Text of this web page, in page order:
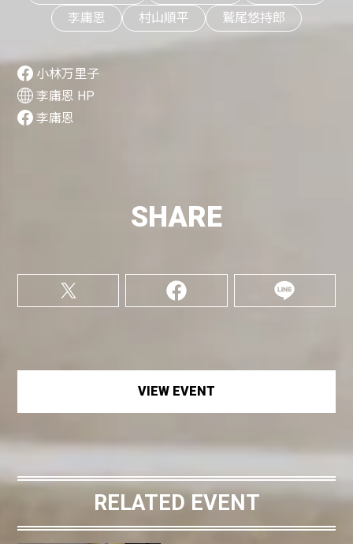
李庸恩
村山順平 鷲尾悠持郎
小林万里子
李庸恩 HP
李庸恩
SHARE
VIEW EVENT
RELATED EVENT